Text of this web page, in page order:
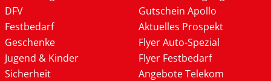
DFV
Festbedarf
Geschenke
Jugend & Kinder
Sicherheit
Gutschein Apollo
Aktuelles Prospekt
Flyer Auto-Spezial
Flyer Festbedarf
Angebote Telekom